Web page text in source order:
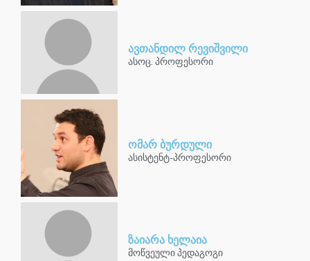
ავთანდილ რევიშვილი
ასოც. პროფესორი
ომარ ბურდული
ასისტენტ-პროფესორი
ზაიარა ხელაია
მოწვეული პედაგოგი